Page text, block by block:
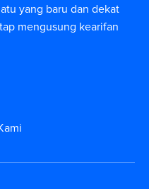
yang baru dan dekat
mengusung kearifan